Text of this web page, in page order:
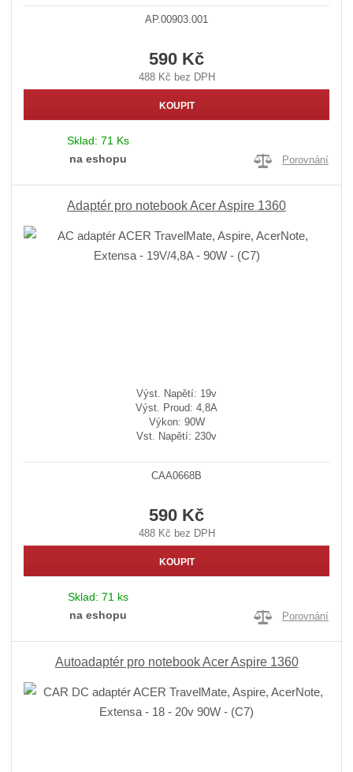
AP.00903.001
590 Kč
488 Kč bez DPH
KOUPIT
Sklad: 71 Ks
na eshopu
Porovnání
Adaptér pro notebook Acer Aspire 1360
Výst. Napětí: 19v
Výst. Proud: 4,8A
Výkon: 90W
Vst. Napětí: 230v
CAA0668B
590 Kč
488 Kč bez DPH
KOUPIT
Sklad: 71 ks
na eshopu
Porovnání
Autoadaptér pro notebook Acer Aspire 1360